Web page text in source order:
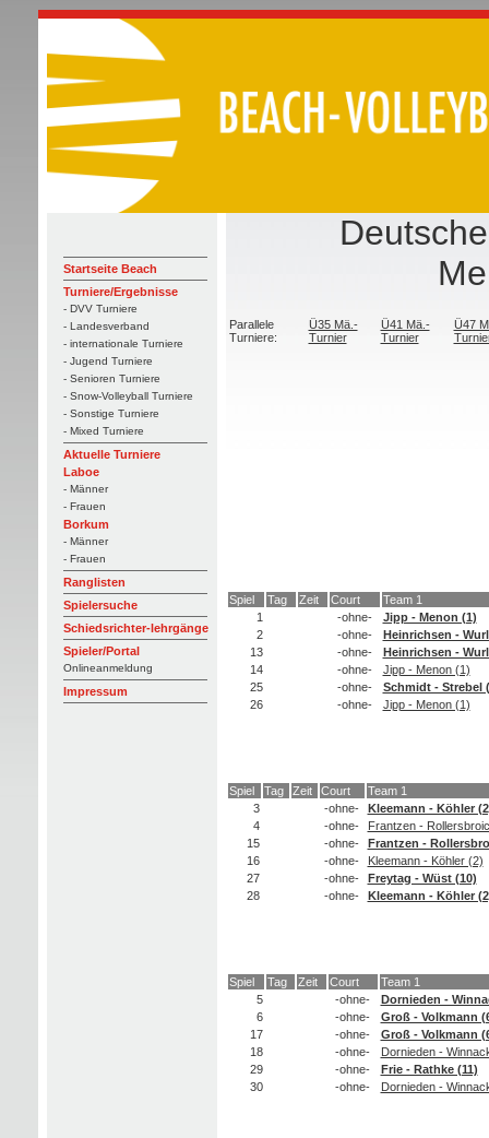
Startseite Beach
Turniere/Ergebnisse
- DVV Turniere
- Landesverband
- internationale Turniere
- Jugend Turniere
- Senioren Turniere
- Snow-Volleyball Turniere
- Sonstige Turniere
- Mixed Turniere
Aktuelle Turniere
Laboe
- Männer
- Frauen
Borkum
- Männer
- Frauen
Ranglisten
Spielersuche
Schiedsrichter-lehrgänge
Spieler/Portal
Onlineanmeldung
Impressum
Parallele
Turniere:
Ü35 Mä.-
Turnier
Ü41 Mä.-
Turnier
Ü47
Spiel Tag Zeit Court
Team 1
1
-ohne-
Jipp - Menon (1)
2
-ohne-
Heinrichsen -
13
-ohne-
Heinrichsen -
14
-ohne-
Jipp - Menon (1)
25
-ohne-
Schmidt - Strebel
26
-ohne- Jipp - Menon (1)
Spiel Tag Zeit Court
Team 1
3
-ohne-
Kleemann - Köhler
4
-ohne-
Frantzen -
15
-ohne-
Frantzen -
16
-ohne-
Kleemann - Köhler (2)
27
-ohne-
Freytag - Wüst (10)
28
-ohne- Kleemann - Köhler
Spiel Tag Zeit Court
Team 1
5
-ohne-
Dornieden -
6
-ohne-
Groß - Volkmann
17
-ohne-
Groß - Volkmann
18
-ohne-
Dornieden -
29
-ohne-
Frie - Rathke (11)
30
-ohne- Dornieden -